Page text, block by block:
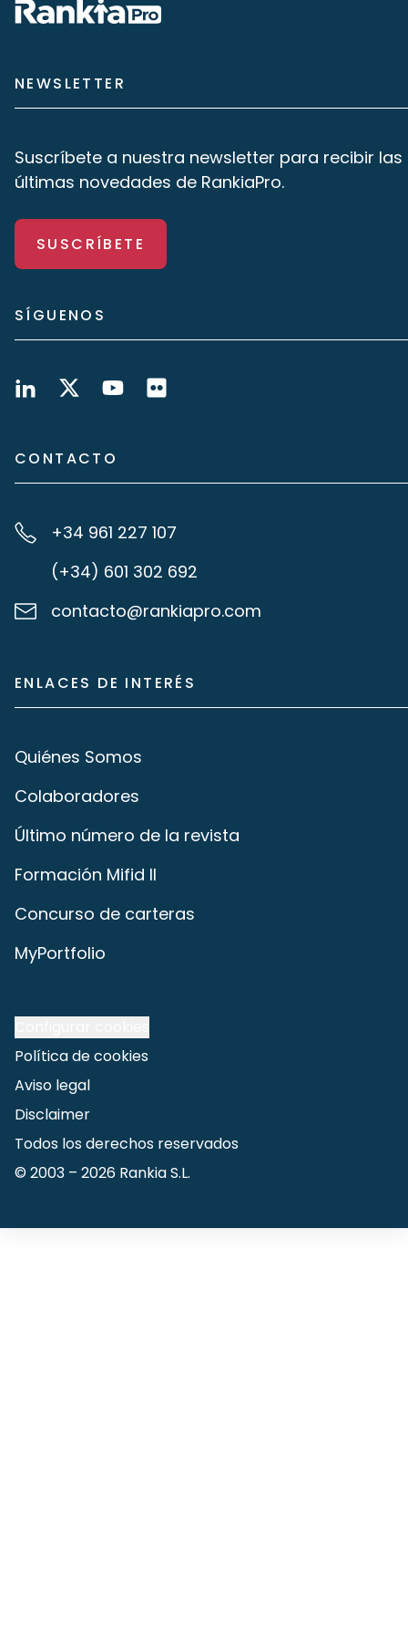
NEWSLETTER
Suscríbete a nuestra newsletter para recibir las
últimas novedades de RankiaPro.
SUSCRÍBETE
SÍGUENOS
CONTACTO
+34 961 227 107
(+34) 601 302 692
contacto@rankiapro.com
ENLACES DE INTERÉS
Quiénes Somos
Colaboradores
Último número de la revista
Formación Mifid II
Concurso de carteras
MyPortfolio
Política de cookies
Aviso legal
Disclaimer
Todos los derechos reservados
© 2003 – 2026 Rankia S.L.